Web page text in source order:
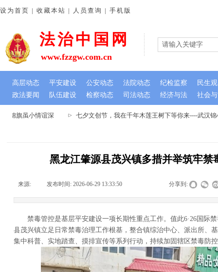
旗虽小情谊深 七夕文创节，我在千年木莲王树下等你来----武汉锦
法治中国网
政法要闻 队伍建设 检察动态 司法动态 经济与法 社会
设为首页 | 收藏本站 | 人员查询 | 手机版
www.fzzgw.com.cn
高层动态 平安建设 公安动态 法院动态 纪检监察 民生
黑龙江肇源县茂兴镇多措并举筑牢禁
来源: 发布时间: 2026-06-29 13:33:50 分享到:
禁毒管控是基层平安建设一项长期性重点工作。值此6·26国际禁
县茂兴镇立足日常禁毒治理工作根基，整合镇综治中心、派出所、
集中科普、实地踏查、摸排宣传等系列行动，持续加固辖区禁毒防